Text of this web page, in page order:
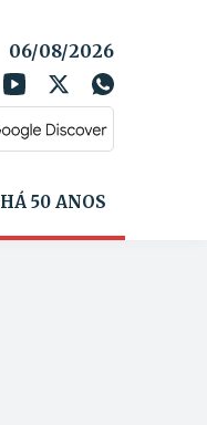
06/08/2026
HÁ 50 ANOS